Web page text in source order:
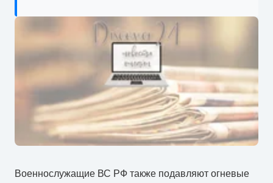
Военнослужащие ВС РФ также подавляют огневые